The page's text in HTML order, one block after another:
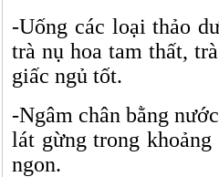
-Uống các loại thảo
trà nụ hoa tam thất,
giấc ngủ tốt.
-Ngâm chân bằng
lát gừng trong
ngon.